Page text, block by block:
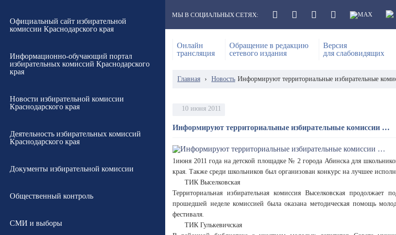
Официальный сайт избирательной
комиссии Краснодарского края
Информационно-обучающий портал
избирательных комиссий Краснодарского
края
Новости избирательной комиссии
Краснодарского края
Деятельность избирательных комиссий
Краснодарского края
Документы избирательной комиссии
Общественный контроль
СМИ и выборы
МЫ В СОЦИАЛЬНЫХ СЕТЯХ:
Онлайн
трансляция
Обращение в редакцию
сетевого издания
Версия
для слабовидящих
Главная › Новость Информируют территориальные избирательные
10 июня 2011
Информируют территориальные избирательные комиссии …
1июня 2011 года на детской площадке № 2 города Абинска для
края. Также среди школьников был организован конкурс на лучшее
ТИК Выселковская
Территориальная избирательная комиссия Выселковская
прошедшей неделе комиссией была оказана методическая помощь
фестиваля.
ТИК Гулькевичская